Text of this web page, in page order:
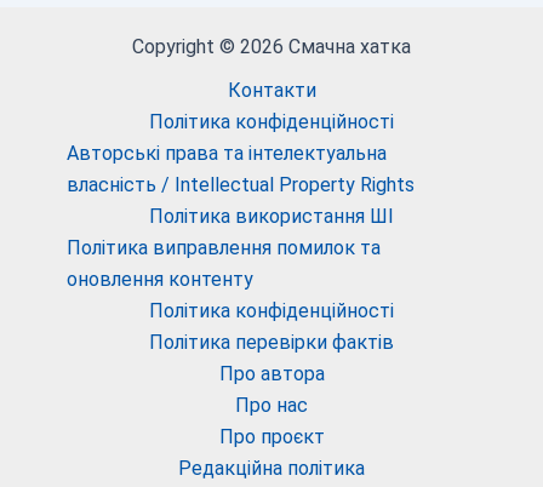
Copyright © 2026 Смачна хатка
Контакти
Політика конфіденційності
Авторські права та інтелектуальна
власність / Intellectual Property Rights
Політика використання ШІ
Політика виправлення помилок та
оновлення контенту
Політика конфіденційності
Політика перевірки фактів
Про автора
Про нас
Про проєкт
Редакційна політика